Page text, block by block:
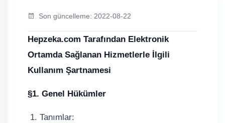
Son güncelleme: 2022-08-22
Hepzeka.com Tarafından Elektronik
Ortamda Sağlanan Hizmetlerle İlgili
Kullanım Şartnamesi
§1. Genel Hükümler
Tanımlar: